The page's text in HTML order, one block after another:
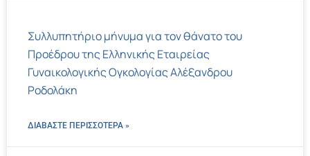
Συλλυπητήριο μήνυμα για τον θάνατο του
Προέδρου της Ελληνικής Εταιρείας
Γυναικολογικής Ογκολογίας Αλέξανδρου
Ροδολάκη
ΔΙΑΒΑΣΤΕ ΠΕΡΙΣΣΌΤΕΡΑ »